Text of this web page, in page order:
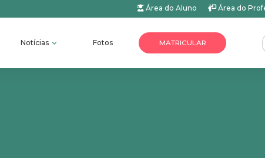
Área do Aluno Área do
Notícias Fotos MATRICULAR